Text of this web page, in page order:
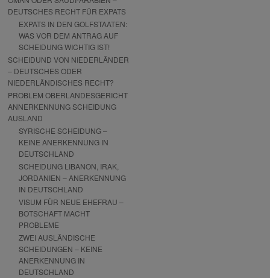
DEUTSCHES RECHT FÜR EXPATS
EXPATS IN DEN GOLFSTAATEN:
WAS VOR DEM ANTRAG AUF
SCHEIDUNG WICHTIG IST!
SCHEIDUND VON NIEDERLÄNDER
– DEUTSCHES ODER
NIEDERLÄNDISCHES RECHT?
PROBLEM OBERLANDESGERICHT
ANNERKENNUNG SCHEIDUNG
AUSLAND
SYRISCHE SCHEIDUNG –
KEINE ANERKENNUNG IN
DEUTSCHLAND
SCHEIDUNG LIBANON, IRAK,
JORDANIEN – ANERKENNUNG
IN DEUTSCHLAND
VISUM FÜR NEUE EHEFRAU –
BOTSCHAFT MACHT
PROBLEME
ZWEI AUSLÄNDISCHE
SCHEIDUNGEN – KEINE
ANERKENNUNG IN
DEUTSCHLAND